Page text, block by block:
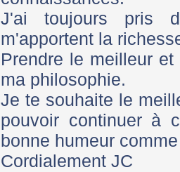
J'ai toujours pris
m'apportent la
Prendre le meilleur
ma philosophie.
Je te souhaite le
pouvoir continuer à
bonne humeur
Cordialement JC